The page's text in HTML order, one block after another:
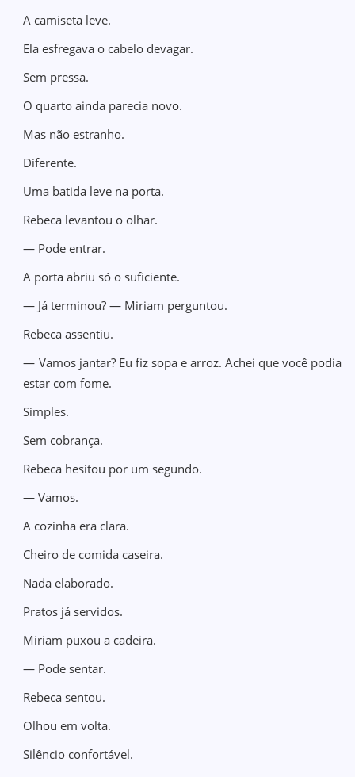
A camiseta leve.
Ela esfregava o cabelo devagar.
Sem pressa.
O quarto ainda parecia novo.
Mas não estranho.
Diferente.
Uma batida leve na porta.
Rebeca levantou o olhar.
— Pode entrar.
A porta abriu só o suficiente.
— Já terminou? — Miriam perguntou.
Rebeca assentiu.
— Vamos jantar? Eu fiz sopa e arroz. Achei que você podia
estar com fome.
Simples.
Sem cobrança.
Rebeca hesitou por um segundo.
— Vamos.
A cozinha era clara.
Cheiro de comida caseira.
Nada elaborado.
Pratos já servidos.
Miriam puxou a cadeira.
— Pode sentar.
Rebeca sentou.
Olhou em volta.
Silêncio confortável.